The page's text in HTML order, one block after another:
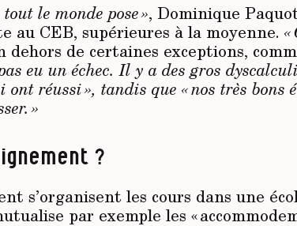
tout le monde pose », Dominique
au CEB, supérieures à la moyenne. «
dehors de certaines exceptions,
eu un échec. Il y a des gros
réussi », tandis que « nos très bons
»
?
s’organisent les cours dans une
par exemple les «